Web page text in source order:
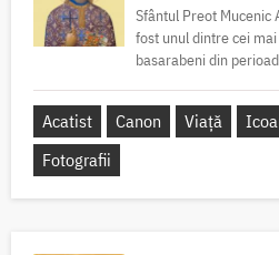
Sfântul Preot Mucenic
fost unul dintre cei
basarabeni din
Acatist Canon Viață
Fotografii